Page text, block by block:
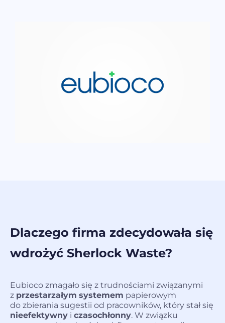
Dlaczego firma zdecydowała się
wdrożyć Sherlock Waste?
Eubioco zmagało się z trudnościami związanymi
z przestarzałym systemem papierowym
do zbierania sugestii od pracowników, który stał się
nieefektywny i czasochłonny. W związku